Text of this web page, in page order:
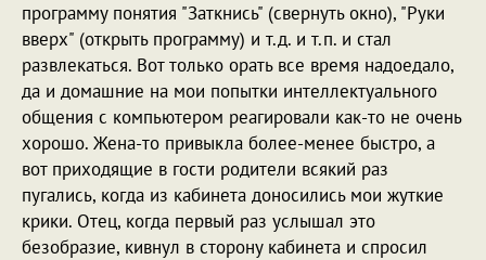
программу понятия "Заткнись" (свернуть окно), "Руки
вверх" (открыть программу) и т.д. и т.п. и стал
развлекаться. Вот только орать все время надоедало,
да и домашние на мои попытки интеллектуального
общения с компьютером реагировали как-то не очень
хорошо. Жена-то привыкла более-менее быстро, а
вот приходящие в гости родители всякий раз
пугались, когда из кабинета доносились мои жуткие
крики. Отец, когда первый раз услышал это
безобразие, кивнул в сторону кабинета и спросил